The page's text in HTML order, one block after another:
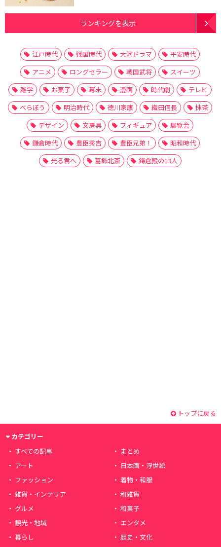
ランキングを表示
江戸時代 戦国時代 大河ドラマ
平安時代
アニメ
ロングセラー 戦国武将
スイーツ
雑学
お菓子 幕末 漫画 時代劇
テレビ
べらぼう
明治時代 徳川家康 織田信長
抹茶
デザイン
文房具 フィギュア
展覧会
鎌倉時代
豊臣秀吉 豊臣兄弟！
昭和時代
光る君へ
葛飾北斎 鎌倉殿の13人
トップに戻る
カテゴリー
すべての記事
まとめ
アート
日本画・浮世絵
ファッション
着物・和服
雑貨・インテリア
和雑貨
グルメ
和菓子
観光・地域
エンタメ
暮らし
歴史・文化